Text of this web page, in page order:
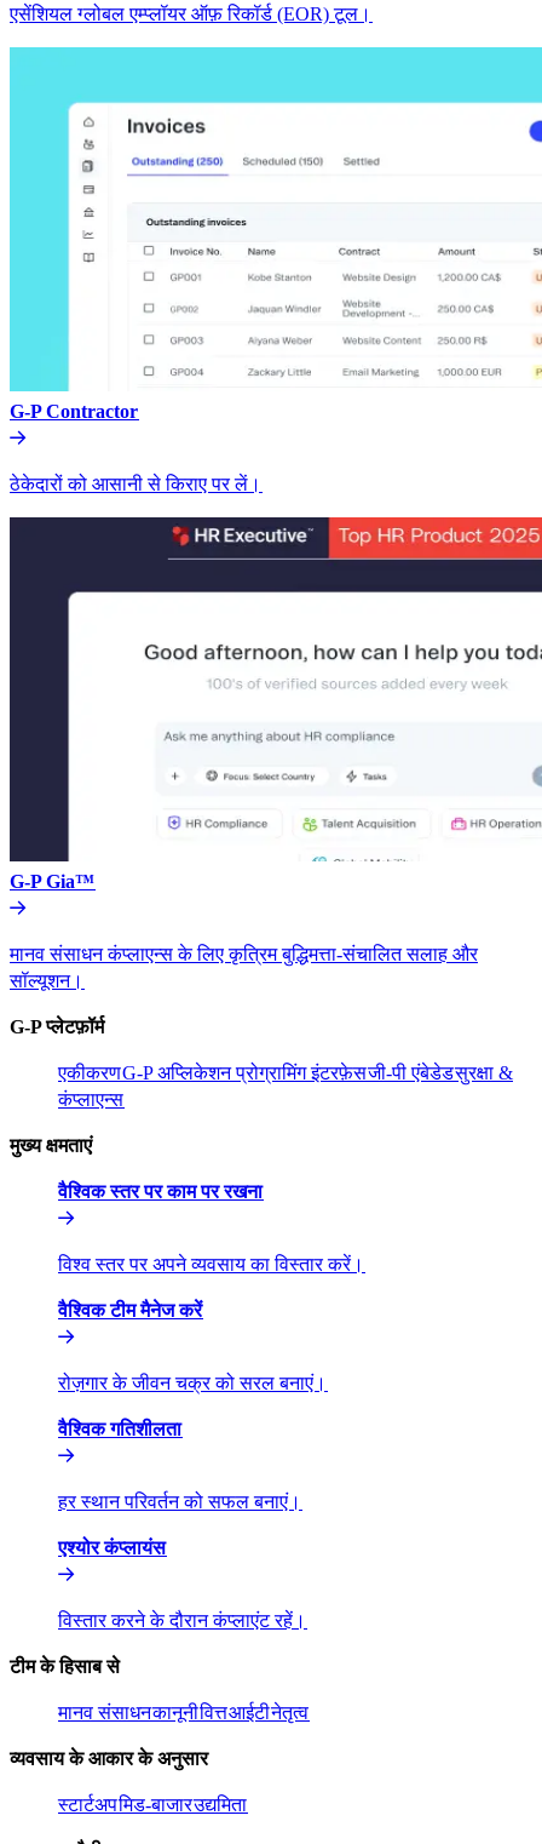
एसेंशियल ग्लोबल एम्प्लॉयर ऑफ़ रिकॉर्ड (EOR) टूल।​​
G-P Contractor​​
ठेकेदारों को आसानी से किराए पर लें।​​
G-P Gia™​​
मानव संसाधन कंप्लाएन्स के लिए कृत्रिम बुद्धिमत्ता-संचालित सलाह और
सॉल्यूशन।​​
G-P प्लेटफ़ॉर्म​​
एकीकरण​​G-P अप्लिकेशन प्रोग्रामिंग इंटरफ़ेस​​जी-पी एंबेडेड​​सुरक्षा &
कंप्लाएन्स​​
मुख्य क्षमताएं​​
वैश्विक स्तर पर काम पर रखना​​
विश्व स्तर पर अपने व्यवसाय का विस्तार करें।​​
वैश्विक टीम मैनेज करें​​
रोज़गार के जीवन चक्र को सरल बनाएं।​​
वैश्विक गतिशीलता​​
हर स्थान परिवर्तन को सफल बनाएं।​​
एश्योर कंप्लायंस​​
विस्तार करने के दौरान कंप्लाएंट रहें।​​
टीम के हिसाब से​​
मानव संसाधन​​कानूनी​​वित्त​​आईटी​​नेतृत्व​​
व्यवसाय के आकार के अनुसार​​
स्टार्टअप​​मिड-बाजार​​उद्यमिता​​